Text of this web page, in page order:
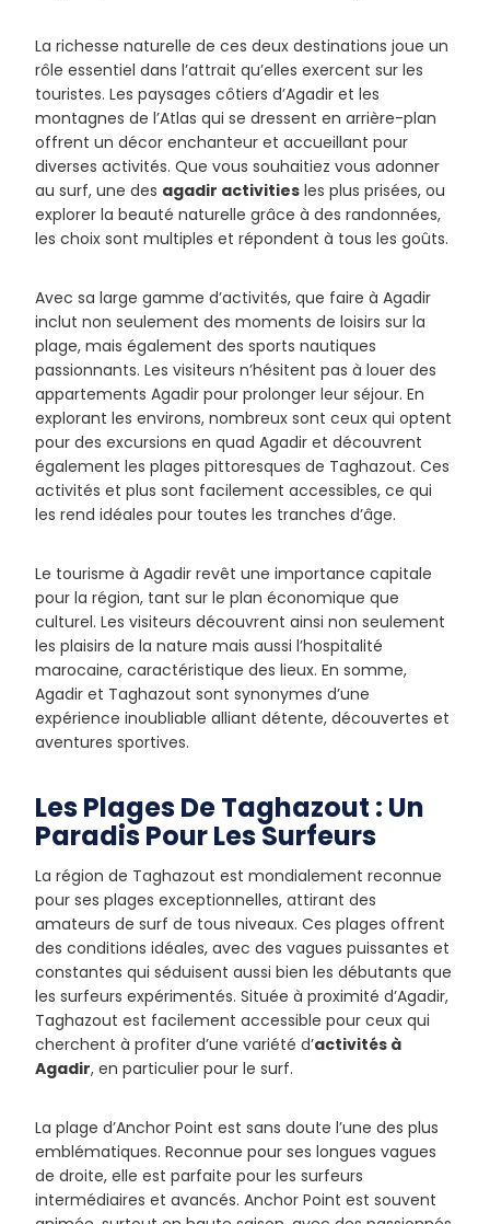
La richesse naturelle de ces deux destinations joue un
rôle essentiel dans l’attrait qu’elles exercent sur les
touristes. Les paysages côtiers d’Agadir et les
montagnes de l’Atlas qui se dressent en arrière-plan
offrent un décor enchanteur et accueillant pour
diverses activités. Que vous souhaitiez vous adonner
au surf, une des agadir activities les plus prisées, ou
explorer la beauté naturelle grâce à des randonnées,
les choix sont multiples et répondent à tous les goûts.
Avec sa large gamme d’activités, que faire à Agadir
inclut non seulement des moments de loisirs sur la
plage, mais également des sports nautiques
passionnants. Les visiteurs n’hésitent pas à louer des
appartements Agadir pour prolonger leur séjour. En
explorant les environs, nombreux sont ceux qui optent
pour des excursions en quad Agadir et découvrent
également les plages pittoresques de Taghazout. Ces
activités et plus sont facilement accessibles, ce qui
les rend idéales pour toutes les tranches d’âge.
Le tourisme à Agadir revêt une importance capitale
pour la région, tant sur le plan économique que
culturel. Les visiteurs découvrent ainsi non seulement
les plaisirs de la nature mais aussi l’hospitalité
marocaine, caractéristique des lieux. En somme,
Agadir et Taghazout sont synonymes d’une
expérience inoubliable alliant détente, découvertes et
aventures sportives.
Les Plages De Taghazout : Un
Paradis Pour Les Surfeurs
La région de Taghazout est mondialement reconnue
pour ses plages exceptionnelles, attirant des
amateurs de surf de tous niveaux. Ces plages offrent
des conditions idéales, avec des vagues puissantes et
constantes qui séduisent aussi bien les débutants que
les surfeurs expérimentés. Située à proximité d’Agadir,
Taghazout est facilement accessible pour ceux qui
cherchent à profiter d’une variété d’activités à
Agadir, en particulier pour le surf.
La plage d’Anchor Point est sans doute l’une des plus
emblématiques. Reconnue pour ses longues vagues
de droite, elle est parfaite pour les surfeurs
intermédiaires et avancés. Anchor Point est souvent